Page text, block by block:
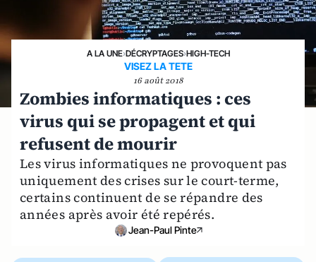
A LA UNE›DÉCRYPTAGES›HIGH-TECH
VISEZ LA TETE
16 août 2018
Zombies informatiques : ces
virus qui se propagent et qui
refusent de mourir
Les virus informatiques ne provoquent pas
uniquement des crises sur le court-terme,
certains continuent de se répandre des
années après avoir été repérés.
Jean-Paul Pinte